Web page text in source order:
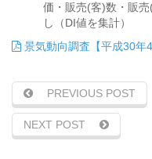
価・販売(客)数・販
し（DI値を集計）
景気動向調査【平成30年4
PREVIOUS POST
NEXT POST